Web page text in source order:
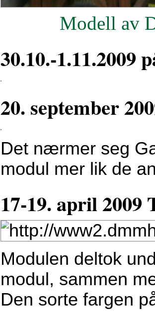
Modell av
30.10.-1.11.2009
20. september
Det nærmer seg
modul mer lik de
17-19. april 2009
Modulen deltok
modul, sammen
Den sorte fargen